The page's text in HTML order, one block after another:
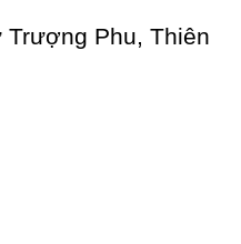
Trượng Phu, Thiên